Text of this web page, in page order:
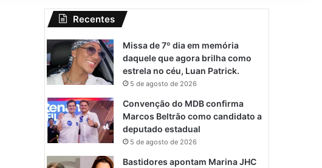
Recentes
Missa de 7º dia em memória
daquele que agora brilha como
estrela no céu, Luan Patrick.
5 de agosto de 2026
Convenção do MDB confirma
Marcos Beltrão como candidato a
deputado estadual
5 de agosto de 2026
Bastidores apontam Marina JHC